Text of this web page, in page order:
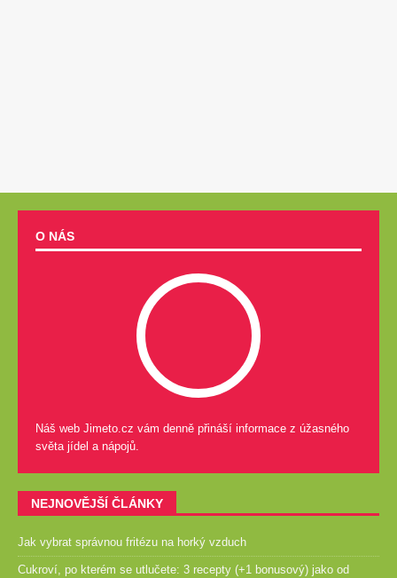
O NÁS
Náš web Jimeto.cz vám denně přináší informace z úžasného
světa jídel a nápojů.
NEJNOVĚJŠÍ ČLÁNKY
Jak vybrat správnou fritézu na horký vzduch
Cukroví, po kterém se utlučete: 3 recepty (+1 bonusový) jako od